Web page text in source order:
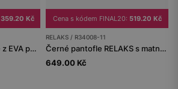
359.20 Kč
RELAKS šedé pantofle z EVA pěny
Cena s kódem FINAL20: 519.20 Kč
RELAKS / R34008-11
Černé pantofle RELAKS s matnou úpravou
649.00 Kč